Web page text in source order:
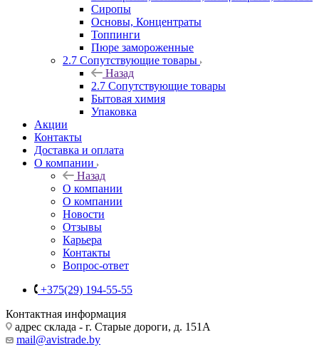
Сиропы
Основы, Концентраты
Топпинги
Пюре замороженные
2.7 Сопутствующие товары
Назад
2.7 Сопутствующие товары
Бытовая химия
Упаковка
Акции
Контакты
Доставка и оплата
О компании
Назад
О компании
О компании
Новости
Отзывы
Карьера
Контакты
Вопрос-ответ
+375(29) 194-55-55
Контактная информация
адрес склада - г. Старые дороги, д. 151А
mail@avistrade.by